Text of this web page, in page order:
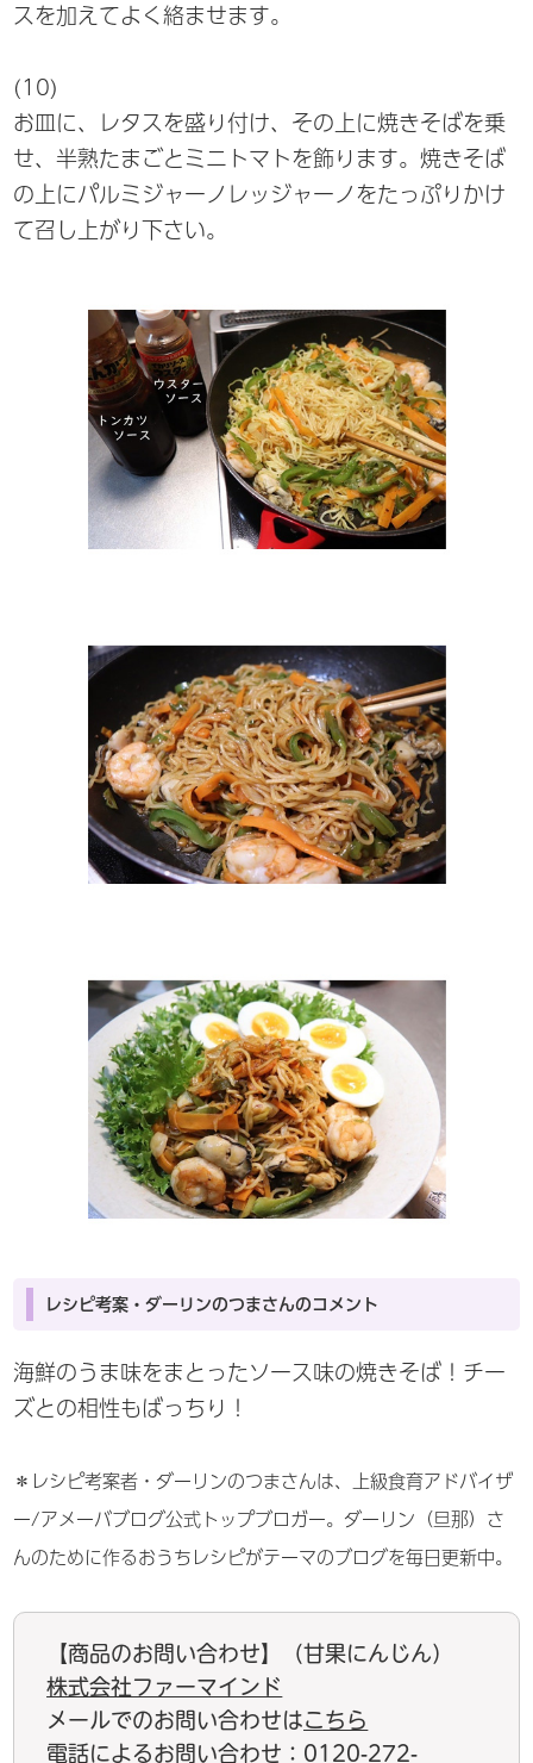
スを加えてよく絡ませます。
(10)
お皿に、レタスを盛り付け、その上に焼きそばを乗
せ、半熟たまごとミニトマトを飾ります。焼きそば
の上にパルミジャーノレッジャーノをたっぷりかけ
て召し上がり下さい。
レシピ考案・ダーリンのつまさんのコメント
海鮮のうま味をまとったソース味の焼きそば！チー
ズとの相性もばっちり！
＊レシピ考案者・ダーリンのつまさんは、上級食育アドバイザ
ー/アメーバブログ公式トップブロガー。ダーリン（旦那）さ
んのために作るおうちレシピがテーマのブログを毎日更新中。
【商品のお問い合わせ】（甘果にんじん）
株式会社ファーマインド
メールでのお問い合わせはこちら
電話によるお問い合わせ：0120-272-